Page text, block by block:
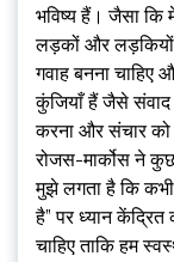
भविष्य हैं। जैसा कि
लड़कों और लड़कियों
गवाह बनना चाहिए
कुंजियाँ हैं जैसे संवाद
करना और संचार को
रोजस-मार्कोस ने
मुझे लगता है कि
है” पर ध्यान
चाहिए ताकि हम